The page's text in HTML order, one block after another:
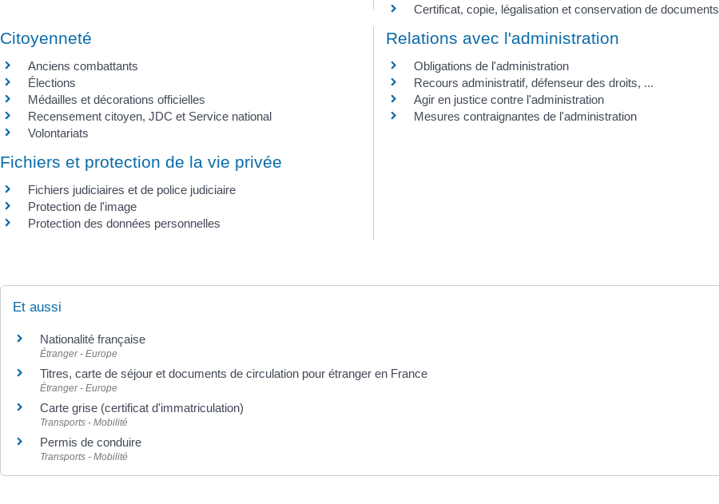
Certificat, copie, légalisation et conservation de documents
Citoyenneté
Anciens combattants
Élections
Médailles et décorations officielles
Recensement citoyen, JDC et Service national
Volontariats
Relations avec l'administration
Obligations de l'administration
Recours administratif, défenseur des droits, ...
Agir en justice contre l'administration
Mesures contraignantes de l'administration
Fichiers et protection de la vie privée
Fichiers judiciaires et de police judiciaire
Protection de l'image
Protection des données personnelles
Et aussi
Nationalité française
Étranger - Europe
Titres, carte de séjour et documents de circulation pour étranger en France
Étranger - Europe
Carte grise (certificat d'immatriculation)
Transports - Mobilité
Permis de conduire
Transports - Mobilité